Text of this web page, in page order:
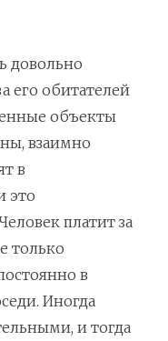
довольно
его обитателей
объекты
взаимно
в
это
платит за
только
в
Иногда
и тогда